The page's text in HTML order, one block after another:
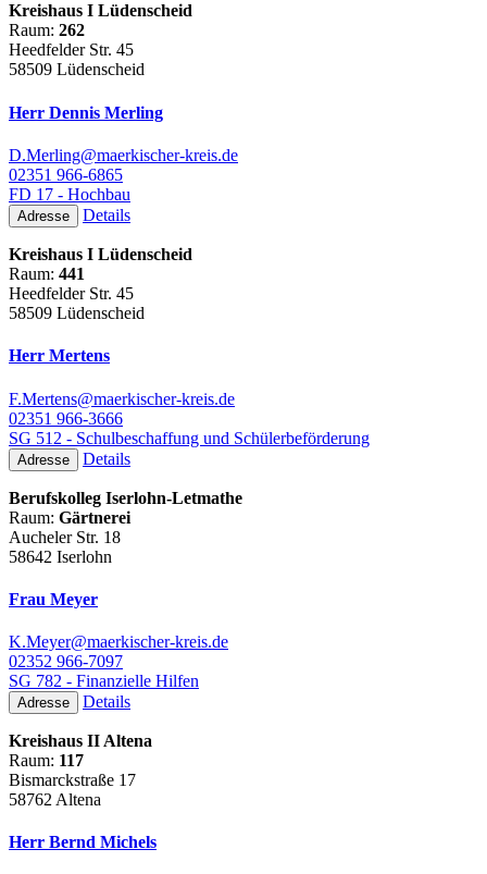
Kreishaus I Lüdenscheid
Raum: 262
Heedfelder Str. 45
58509 Lüdenscheid
Herr Dennis Merling
D.Merling@maerkischer-kreis.de
02351 966-6865
FD 17 - Hochbau
Adresse Details
Kreishaus I Lüdenscheid
Raum: 441
Heedfelder Str. 45
58509 Lüdenscheid
Herr Mertens
F.Mertens@maerkischer-kreis.de
02351 966-3666
SG 512 - Schulbeschaffung und Schülerbeförderung
Adresse Details
Berufskolleg Iserlohn-Letmathe
Raum: Gärtnerei
Aucheler Str. 18
58642 Iserlohn
Frau Meyer
K.Meyer@maerkischer-kreis.de
02352 966-7097
SG 782 - Finanzielle Hilfen
Adresse Details
Kreishaus II Altena
Raum: 117
Bismarckstraße 17
58762 Altena
Herr Bernd Michels